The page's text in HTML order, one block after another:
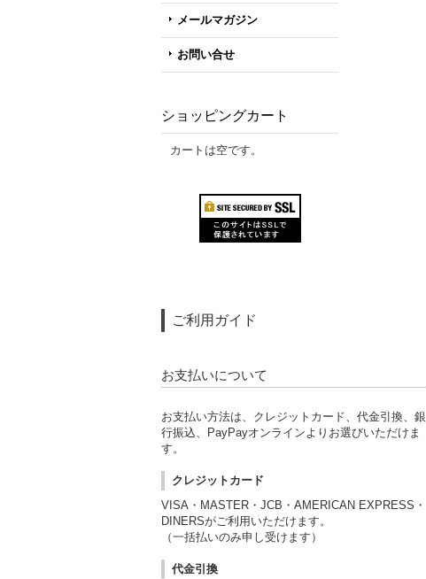
メールマガジン
お問い合せ
ショッピングカート
カートは空です。
ご利用ガイド
お支払いについて
お支払い方法は、クレジットカード、代金引換、銀
行振込、PayPayオンラインよりお選びいただけま
す。
クレジットカード
VISA・MASTER・JCB・AMERICAN EXPRESS・
DINERSがご利用いただけます。
（一括払いのみ申し受けます）
代金引換